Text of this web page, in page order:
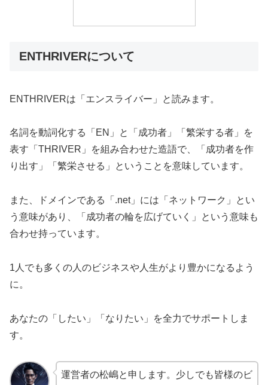
ENTHRIVERについて
ENTHRIVERは「エンスライバー」と読みます。
名詞を動詞化する「EN」と「成功者」「繁栄する者」を
表す「THRIVER」を組み合わせた造語で、「成功者を作
り出す」「繁栄させる」ということを意味しています。
また、ドメインである「.net」には「ネットワーク」とい
う意味があり、「成功者の輪を広げていく」という意味も
合わせ持っています。
1人でも多くの人のビジネスや人生がより豊かになるよう
に。
あなたの「したい」「なりたい」を全力でサポートしま
す。
運営者の松嶋と申します。少しでも皆様のビ